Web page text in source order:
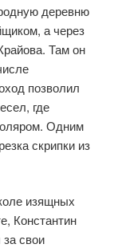
деревню
а через
Там он
позволил
где
Одним
скрипки из
изящных
Константин
свои